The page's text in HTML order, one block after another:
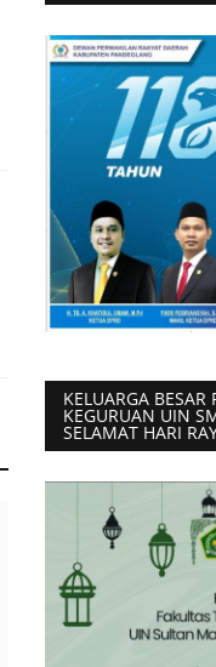
KELUARGA
KEGURUAN UIN
SELAMAT HARI